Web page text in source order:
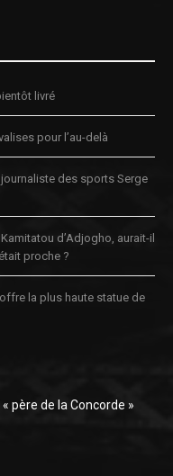
livré
pour l’au-delà
des sports Serge
d’Adjogho, aurait-il
proche ?
la plus haute statue de
père de la Concorde »